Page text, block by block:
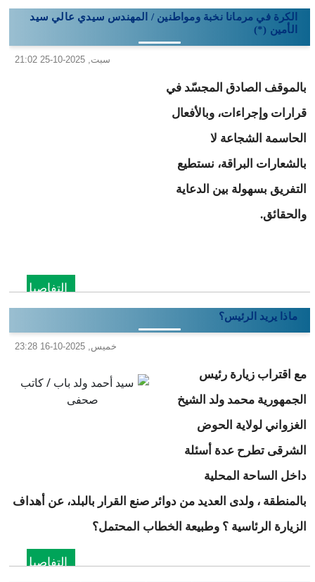
الكرة في مرمانا نخبة ومواطنين / المهندس سيدي عالي سيد
الأمين (*)
سبت, 2025-10-25 21:02
بالموقف الصادق المجسّد في
قرارات وإجراءات، وبالأفعال
الحاسمة الشجاعة لا
بالشعارات البراقة، نستطيع
التفريق بسهولة بين الدعاية
والحقائق.
التفاصيل
ماذا يريد الرئيس؟
خميس, 2025-10-16 23:28
مع اقتراب زيارة رئيس
الجمهورية محمد ولد الشيخ
الغزواني لولاية الحوض
الشرقى تطرح عدة أسئلة
داخل الساحة المحلية
بالمنطقة ، ولدى العديد من دوائر صنع القرار بالبلد، عن أهداف
الزيارة الرئاسية ؟ وطبيعة الخطاب المحتمل؟
التفاصيل